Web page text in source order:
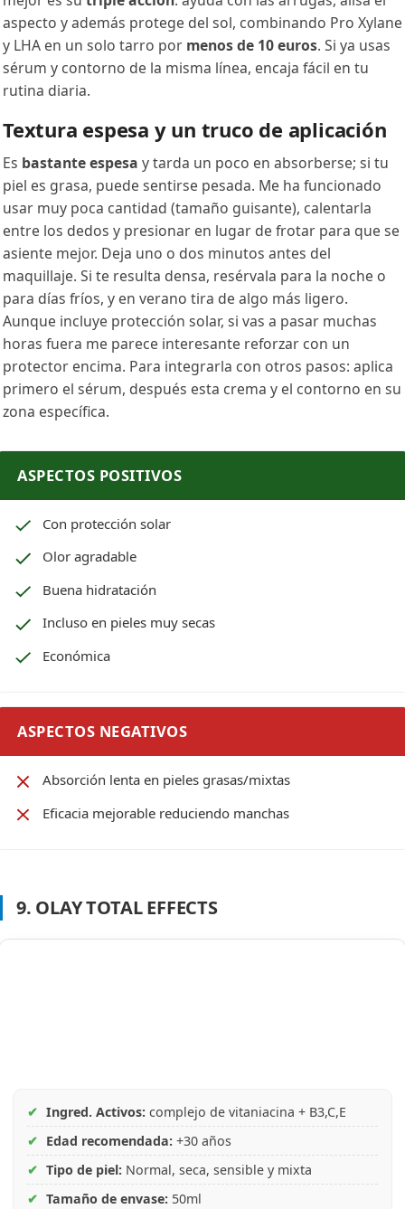
aspecto y además protege del sol, combinando Pro Xylane
y LHA en un solo tarro por menos de 10 euros. Si ya usas
sérum y contorno de la misma línea, encaja fácil en tu
rutina diaria.
Textura espesa y un truco de aplicación
Es bastante espesa y tarda un poco en absorberse; si tu
piel es grasa, puede sentirse pesada. Me ha funcionado
usar muy poca cantidad (tamaño guisante), calentarla
entre los dedos y presionar en lugar de frotar para que se
asiente mejor. Deja uno o dos minutos antes del
maquillaje. Si te resulta densa, resérvala para la noche o
para días fríos, y en verano tira de algo más ligero.
Aunque incluye protección solar, si vas a pasar muchas
horas fuera me parece interesante reforzar con un
protector encima. Para integrarla con otros pasos: aplica
primero el sérum, después esta crema y el contorno en su
zona específica.
ASPECTOS POSITIVOS
Con protección solar
Olor agradable
Buena hidratación
Incluso en pieles muy secas
Económica
ASPECTOS NEGATIVOS
Absorción lenta en pieles grasas/mixtas
Eficacia mejorable reduciendo manchas
9. OLAY TOTAL EFFECTS
✔ Ingred. Activos: complejo de vitaniacina + B3,C,E
✔ Edad recomendada: +30 años
✔ Tipo de piel: Normal, seca, sensible y mixta
✔ Tamaño de envase: 50ml